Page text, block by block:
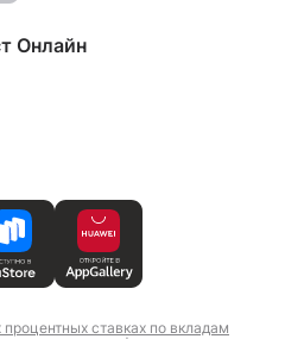
Ипотека на дом
Ипотека для
отличников
Онлайн
ставках по вкладам